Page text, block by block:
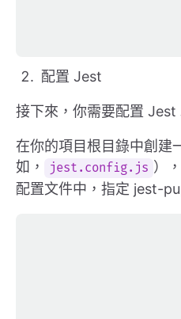
配置 Jest
接下來，你需要配置 Jest
在你的項目根目錄中創建
如，
jest.config.js ）
配置文件中，指定 jest-